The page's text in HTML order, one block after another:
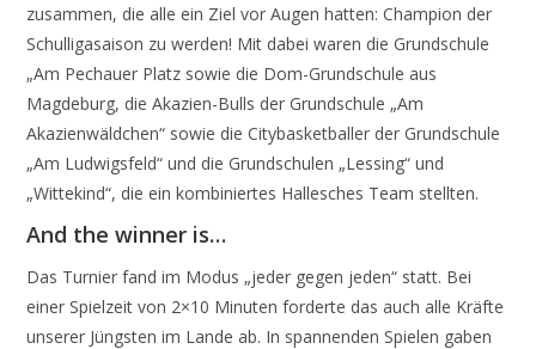
zusammen, die alle ein Ziel vor Augen hatten: Champion der
Schulligasaison zu werden! Mit dabei waren die Grundschule
„Am Pechauer Platz sowie die Dom-Grundschule aus
Magdeburg, die Akazien-Bulls der Grundschule „Am
Akazienwäldchen“ sowie die Citybasketballer der Grundschule
„Am Ludwigsfeld“ und die Grundschulen „Lessing“ und
„Wittekind“, die ein kombiniertes Hallesches Team stellten.
And the winner is…
Das Turnier fand im Modus „jeder gegen jeden“ statt. Bei
einer Spielzeit von 2×10 Minuten forderte das auch alle Kräfte
unserer Jüngsten im Lande ab. In spannenden Spielen gaben